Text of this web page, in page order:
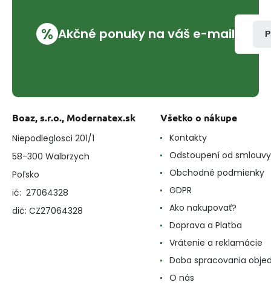
% Akčné ponuky na váš e-mail
Boaz, s.r.o., Modernatex.sk
Niepodleglosci 201/1
58-300 Walbrzych
Poľsko
ič: 27064328
dič: CZ27064328
Všetko o nákupe
Kontakty
Odstoupení od smlouvy
Obchodné podmienky
GDPR
Ako nakupovať?
Doprava a Platba
Vrátenie a reklamácie
Doba spracovania
O nás